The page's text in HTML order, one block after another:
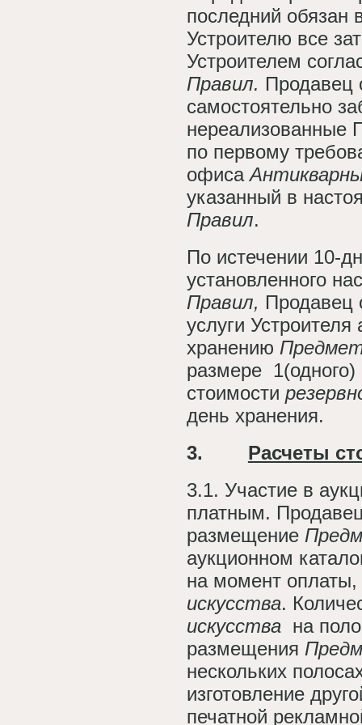
последний обязан
Устроителю все
Устроителем
Правил. Продавец
самостоятельно
нереализованные
по первому
офиса
указанный в
Правил.
По истечении 10-
установленного
Правил, Продавец
услуги Устроителя
хранению
размере 1(одного)
стоимости
день хранения.
3. Расчеты
3.1. Участие в
платным.
размещение
аукционном
на момент
искусства.
искусства на
размещения
нескольких
изготовление
печатной